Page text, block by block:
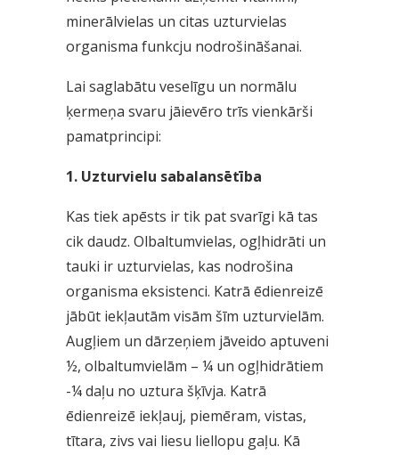
minerālvielas un citas uzturvielas
organisma funkcju nodrošināšanai.
Lai saglabātu veselīgu un normālu
ķermeņa svaru jāievēro trīs vienkārši
pamatprincipi:
1. Uzturvielu sabalansētība
Kas tiek apēsts ir tik pat svarīgi kā tas
cik daudz. Olbaltumvielas, ogļhidrāti un
tauki ir uzturvielas, kas nodrošina
organisma eksistenci. Katrā ēdienreizē
jābūt iekļautām visām šīm uzturvielām.
Augļiem un dārzeņiem jāveido aptuveni
½, olbaltumvielām – ¼ un ogļhidrātiem
-¼ daļu no uztura šķīvja. Katrā
ēdienreizē iekļauj, piemēram, vistas,
tītara, zivs vai liesu liellopu gaļu. Kā